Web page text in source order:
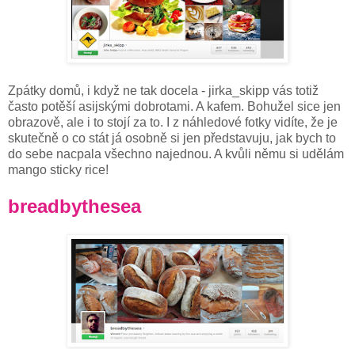
Zpátky domů, i když ne tak docela - jirka_skipp vás totiž
často potěší asijskými dobrotami. A kafem. Bohužel sice jen
obrazově, ale i to stojí za to. I z náhledové fotky vidíte, že je
skutečně o co stát já osobně si jen představuju, jak bych to
do sebe nacpala všechno najednou. A kvůli němu si udělám
mango sticky rice!
breadbythesea